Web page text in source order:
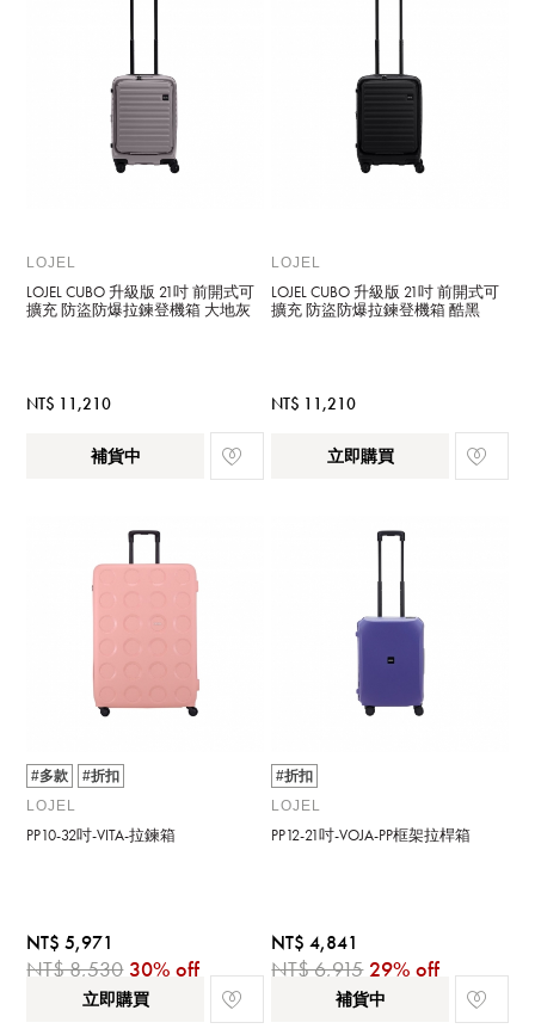
LOJEL
LOJEL CUBO 升級版 21吋 前開式可
擴充 防盜防爆拉鍊登機箱 大地灰
NT$ 11,210
補貨中
LOJEL
LOJEL CUBO 升級版 21吋 前開式可
擴充 防盜防爆拉鍊登機箱 酷黑
NT$ 11,210
立即購買
#多款
#折扣
LOJEL
PP10-32吋-VITA-拉鍊箱
NT$ 5,971
NT$ 8,530 30% off
立即購買
#折扣
LOJEL
PP12-21吋-VOJA-PP框架拉桿箱
NT$ 4,841
NT$ 6,915 29% off
補貨中